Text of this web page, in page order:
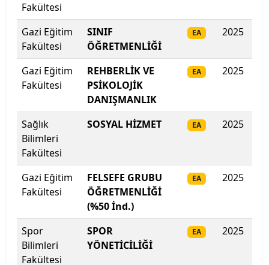
İstanbul Teknik Üniversitesi
İstanbul Ticaret Üniversitesi
İstanbul Topkapı Üniversitesi
İstanbul Üniversitesi
İstanbul Üniversitesi-Cerrahpaşa
İstanbul Yeni Yüzyıl Üniversitesi
İstinye Üniversitesi
İTÜ-KKTC Eğitim Araştırma Yerleşkesi
İzmir Bakırçay Üniversitesi
Fakültesi
Gazi Eğitim
Fakültesi
SINIF
ÖĞRETMENLİĞİ
EA 2025
Gazi Eğitim
Fakültesi
REHBERLİK VE
PSİKOLOJİK
DANIŞMANLIK
EA 2025
Sağlık
Bilimleri
Fakültesi
SOSYAL HİZMET EA 2025
Gazi Eğitim
Fakültesi
FELSEFE GRUBU
ÖĞRETMENLİĞİ
(%50 İnd.)
EA 2025
Spor
Bilimleri
Fakültesi
SPOR
YÖNETİCİLİĞİ
EA 2025